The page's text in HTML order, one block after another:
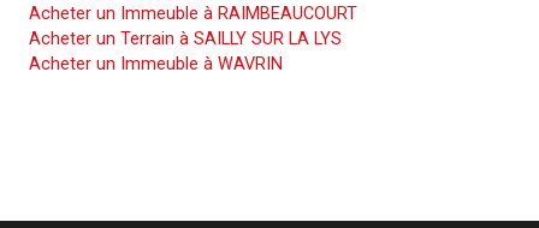
Acheter un Immeuble à RAIMBEAUCOURT
Acheter un Terrain à SAILLY SUR LA LYS
Acheter un Immeuble à WAVRIN